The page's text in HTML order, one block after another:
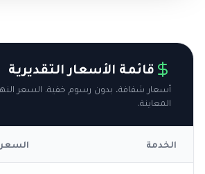
قائمة الأسعار التقديرية
أسعار شفافة، بدون رسوم خفية. السعر
المعاينة.
الخدمة السعر